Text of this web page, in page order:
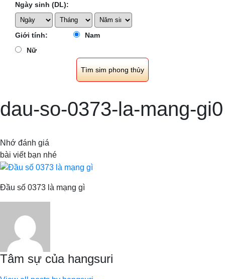
Ngày sinh (DL):
Giới tính:
Nam
Nữ
dau-so-0373-la-mang-gi0
Nhớ đánh giá
bài viết bạn nhé
Đầu số 0373 là mạng gì
Tâm sự của hangsuri